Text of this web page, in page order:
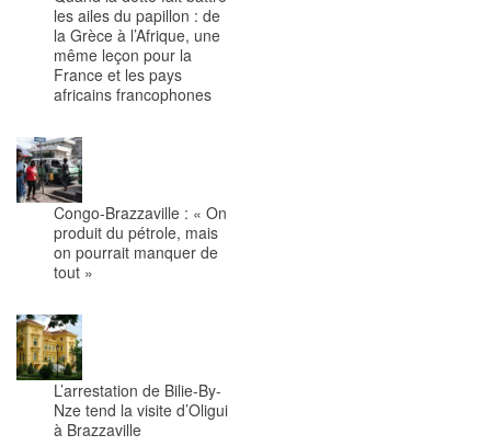
les ailes du papillon : de
la Grèce à l’Afrique, une
même leçon pour la
France et les pays
africains francophones
Congo-Brazzaville : « On
produit du pétrole, mais
on pourrait manquer de
tout »
L’arrestation de Bilie-By-
Nze tend la visite d’Oligui
à Brazzaville